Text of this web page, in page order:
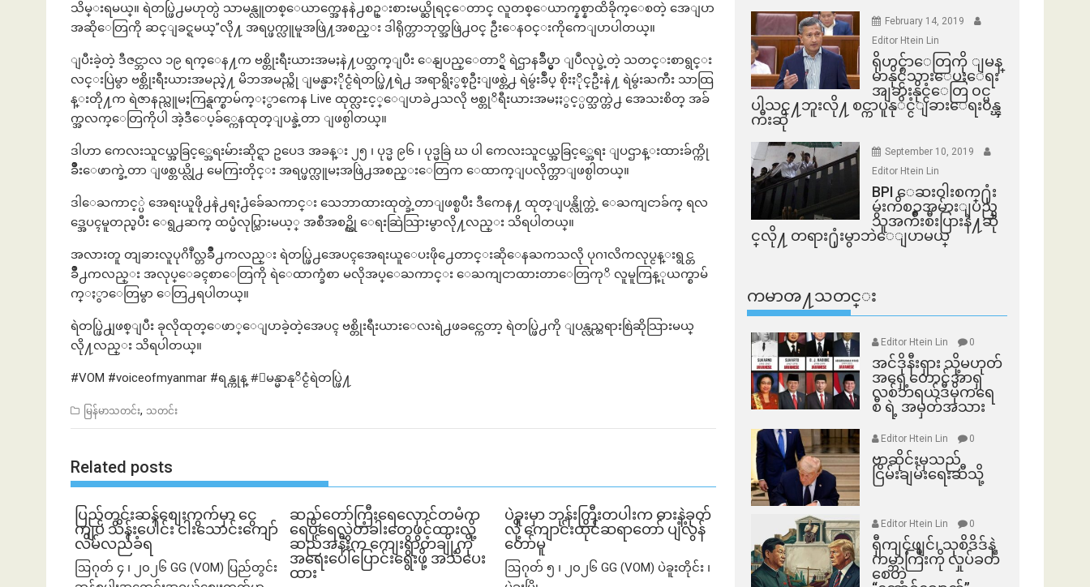
သိမ္းရမယ္။ ရဲတပ္ဖြဲ႕မဟုတ္ပဲ သာမန္လူတစ္ေယာက္အေနနဲ႕စဥ္းစားမယ္ဆိုရင္ေတာင္ လူတစ္ေယာက္နစ္နာထိခိုက္ေစတဲ့ အေျပာ
အဆိုေတြကို ဆင္ျခင္ရမယ္”လို႔ အရပ္ဖက္လူမူအဖြဲ႔အစည္း ဒါရိုက္တာဘုတ္အဖြဲ႕ဝင္ ဦးေနဝင္းကိုကေျပာပါတယ္။
ျပီးခဲ့တဲ့ ဒီဇင္ဘာလ ၁၉ ရက္ေန႔က ဗစ္တိုးရီးယားအမႈနဲ႔ပတ္သက္ျပီး ေနျပည္ေတာ္ရွိ ရဲဌာနခ်ဳပ္မွာ ျပဳလုပ္ခဲ့တဲ့ သတင္းစာရွင္း
လင္းပြဲမွာ ဗစ္တိုးရီးယားအမည္နဲ႔ မိဘအမည္ကို ျမန္မာႏိုင္ငံရဲတပ္ဖြဲ႔ရဲ႕ အရာရွိႏွစ္ဦးျဖစ္တဲ႕ ရဲမွဴးခ်ဳပ္ စိုးႏိုင္ဦးနဲ႔ ရဲမွဴးႀကီး သာထြ
န္းတို႔က ရဲဇာနည္လူမႈကြန္ရက္စာမ်က္ႏွာကေန Live ထုတ္လႊင့္ေျပာခဲ႕သလို ဗစ္တုိရီးယားအမႈႏွင့္ပတ္သက္တဲ႕ အေသးစိတ္ အခ်
က္အလက္ေတြကိုပါ အဲ့ဒီေပ့ခ်္ကေနထုတ္ျပန္ခဲ့တာ ျဖစ္ပါတယ္။
ဒါဟာ ကေလးသူငယ္အခြင့္အေရးမ်ားဆိုင္ရာ ဥပေဒ အခန္း ၂၅ ၊ ပုဒ္မ ၉၆ ၊ ပုဒ္မခြဲ ဃ ပါ ကေလးသူငယ္အခြင့္အေရး ျပဌာန္းထားခ်က္ကို
ခ်ိဳးေဖာက္ခဲ့တာ ျဖစ္တယ္လို႕ မေကြးတိုင္း အရပ္ဖက္လူမႈအဖြဲ႕အစည္းေတြက ေထာက္ျပလိုက္တာျဖစ္ပါတယ္။
ဒါေႀကာင့္ပဲ အေရးယူဖို႕နဲ႕ရႈ႕ံခ်ေႀကာင္း သေဘာထားထုတ္ခဲ့တာျဖစ္ၿပီး ဒီကေန႔ ထုတ္ျပန္လိုက္တဲ့ ေႀကျငာခ်က္ ရလ
ဒ္အေပၚမူတည္ၿပီး ေရွ႕ဆက္ ထပ္မံလုပ္သြားမယ့္ အစီအစဥ္ကို ေရးဆြဲသြားမွာလို႔လည္း သိရပါတယ္။
အလားတူ တျခားလူပုဂိၢဳလ္တခ်ိဳ႕ကလည္း ရဲတပ္ဖြဲ႕အေပၚအေရးယူေပးဖို႕ေတာင္းဆိုေနႀကသလို ပုဂၢလိကလုပ္ငန္းရွင္တ
ခ်ိဳ႕ကလည္း အလုပ္ေခၚစာေတြကို ရဲေထာက္ခံစာ မလိုအပ္ေႀကာင္း ေႀကျငာထားတာေတြကုိ လူမူကြန္ုယက္စာမ်
က္ႏွာေတြမွာ ေတြ႕ရပါတယ္။
ရဲတပ္ဖြဲ႕ျဖစ္ျပီး ခုလိုထုတ္ေဖာ္ေျပာခဲ့တဲ့အေပၚ ဗစ္တိုးရီးယားေလးရဲ႕ဖခင္ကေတာ့ ရဲတပ္ဖြဲ႕ကို ျပန္လည္တရားစြဲဆိုသြားမယ္
လို႔လည္း သိရပါတယ္။
#VOM #voiceofmyanmar #ရန္ကုန္ #ျမန္မာနုိင္ငံရဲတပ္ဖြဲ႔
မြန်မာသတင်း, သတင်း
Related posts
ပြည်တွင်းဆန်စျေးကွက်မှာ ငွေ
ကျပ် သိန်းပေါင်း ငါး​သောင်းကျော်
လိမ်လည်ခံရ
ဩဂုတ် ၄ ၊ ၂၀၂၆ GG (VOM) ပြည်တွင်း
ဆည်တော်ကြီးရေလှောင်တမံက
ရေပိုရေလွှဲတံခါးတွေဖွင့်ထားလို့
ဆည်အနီးက ကျေးရွာတချို့ကို
အရေးပေါ်ပြောင်းရွေးဖို့ အသိပေး
ထား
ပဲခူးမှာ ဘုန်းကြီးတပါးက ဓားနဲ့ခုတ်
လို့ ကျောင်းထိုင်ဆရာတော် ပျံလွန်
တော်မူ
ဩဂုတ် ၅ ၊ ၂၀၂၆ GG (VOM) ပဲခူးတိုင်း ၊
February 14, 2019
Editor Htein Lin
ရိုဟင္ဂ်ာေတြကို ျမန္
မာနိုင္ငံသားေပးေရး
အျခားနိုင္ငံေတြ ၀င္မ
ပါသင္႔ဘူးလို႔ စင္ကာပူနုိင္ငံျခားေရး၀န္ၾ
ကီးဆို
September 10, 2019
Editor Htein Lin
BPI ​ေဆးဝါးစက္​႐ုံး
မွဴးကိစၥအမ်ားျပည္​
သူအက်ိဳးစီးပြားနဲ႔ဆို
င္​လို႔ တရား႐ုံးမွာဘဲေျပာမယ္​
ကမာၻ႔သတင္း
Editor Htein Lin 0
အင်ဒိုနီးရှား သို့မဟုတ်
အရှေ့တောင်အာရှ
လစ်ဘရယ်ဒီမိုကရေ
စီ ရဲ့ အမှတ်အသား
Editor Htein Lin 0
ဗာဆိုင်းမှသည်
ငြိမ်းချမ်းရေးဆီသို့
Editor Htein Lin 0
ရှီကျင့်ဖျင်၊ သုစိဒိဒ်နဲ့
ကမ္ဘာကြီးကို လှုပ်ခတ်
စေတဲ့